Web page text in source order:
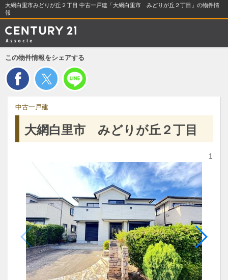
大網白里市みどりが丘２丁目 中古一戸建「大網白里市 みどりが丘２丁目」の物件情
報
この物件情報をシェアする
中古一戸建
大網白里市 みどりが丘２丁目
1